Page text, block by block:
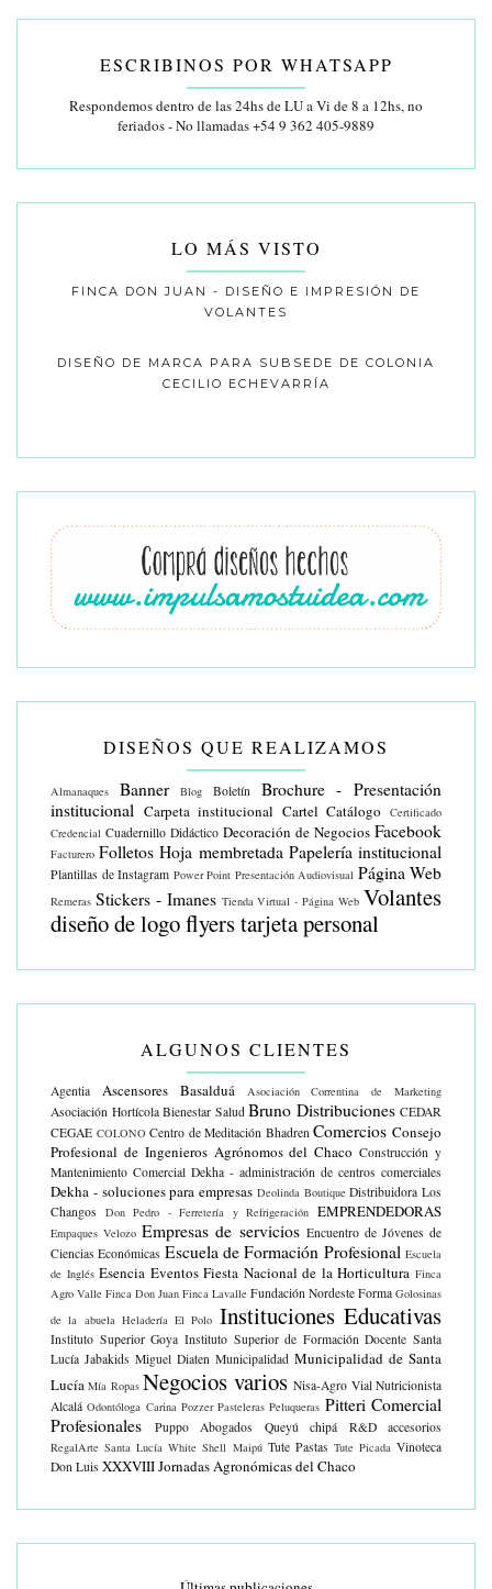
ESCRIBINOS POR WHATSAPP
Respondemos dentro de las 24hs de LU a Vi de 8 a 12hs, no
feriados - No llamadas +54 9 362 405-9889
LO MÁS VISTO
FINCA DON JUAN - DISEÑO E IMPRESIÓN DE
VOLANTES
DISEÑO DE MARCA PARA SUBSEDE DE COLONIA
CECILIO ECHEVARRÍA
DISEÑOS QUE REALIZAMOS
Almanaques Banner Blog Boletín
Brochure - Presentación
institucional Carpeta institucional Cartel Catálogo
Certificado
Credencial Cuadernillo Didáctico Decoración de Negocios Facebook
Facturero Folletos Hoja membretada Papelería institucional
Plantillas de Instagram Power Point Presentación Audiovisual Página Web
Remeras Stickers - Imanes Tienda Virtual - Página Web Volantes
diseño de logoflyerstarjeta personal
ALGUNOS CLIENTES
Agentia Ascensores Basalduá Asociación Correntina de Marketing
Asociación Hortícola Bienestar Salud Bruno Distribuciones CEDAR
CEGAE COLONO Centro de Meditación Bhadren Comercios Consejo
Profesional de Ingenieros Agrónomos del Chaco Construcción y
Mantenimiento Comercial Dekha - administración de centros comerciales
Dekha - soluciones para empresas Deolinda Boutique Distribuidora Los
Changos
Don Pedro - Ferretería y Refrigeración EMPRENDEDORAS
Empaques Velozo Empresas de servicios Encuentro de Jóvenes de
Ciencias Económicas Escuela de Formación Profesional Escuela
de Inglés Esencia Eventos Fiesta Nacional de la Horticultura Finca
Agro Valle Finca Don Juan Finca Lavalle Fundación Nordeste Forma Golosinas
de la abuela Heladería El Polo Instituciones Educativas
Instituto Superior Goya Instituto Superior de Formación Docente Santa
Lucía Jabakids Miguel Diaten Municipalidad Municipalidad de Santa
Lucía Mía Ropas Negocios varios Nisa-Agro Vial Nutricionista
Alcalá Odontóloga Carina Pozzer Pasteleras Peluqueras Pitteri Comercial
Profesionales
Puppo Abogados Queyú chipá R&D accesorios
RegalArte Santa Lucía White Shell Maipú Tute Pastas Tute Picada Vinoteca
Don Luis XXXVIII Jornadas Agronómicas del Chaco